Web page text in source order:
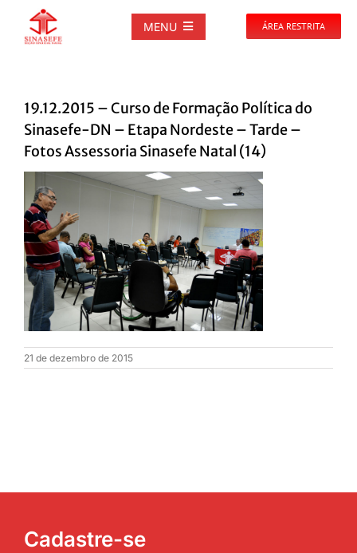
MENU
NOTÍCIAS
PUBLICAÇÕES
DOCUMENTOS
GALERIAS
EVENTOS
ÁREA RESTRITA
19.12.2015 – Curso de Formação Política do
Sinasefe-DN – Etapa Nordeste – Tarde –
Fotos Assessoria Sinasefe Natal (14)
21 de dezembro de 2015
Cadastre-se